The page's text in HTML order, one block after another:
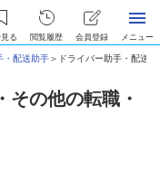
る 閲覧履歴 会員登録 メニュー
・配送助手＞ ドライバー助手・配送
その他の転職・